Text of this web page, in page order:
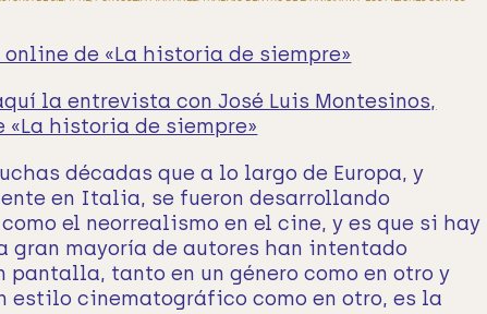
de «La historia de siempre»
la entrevista con José Luis Montesinos,
«La historia de siempre»
décadas que a lo largo de Europa, y
en Italia, se fueron desarrollando
el neorrealismo en el cine, y es que si hay
gran mayoría de autores han intentado
pantalla, tanto en un género como en otro y
estilo cinematográfico como en otro, es la